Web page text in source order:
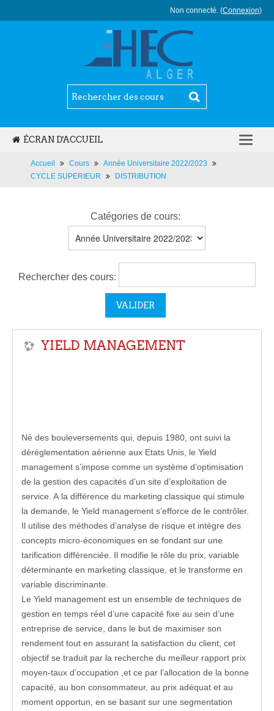
Non connecté. (Connexion)
ÉCRAN D'ACCUEIL
FRANÇAIS ‎(FR)‎
Accueil Cours
Année Universitaire 2022/2023
CYCLE SUPERIEUR
DISTRIBUTION
Catégories de cours:
Rechercher des cours:
YIELD MANAGEMENT
Né des bouleversements qui, depuis 1980, ont suivi la
déréglementation aérienne aux Etats Unis, le Yield
management s’impose comme un système d’optimisation
de la gestion des capacités d’un site d’exploitation de
service. A la différence du marketing classique qui stimule
la demande, le Yield management s’efforce de le contrôler.
Il utilise des méthodes d’analyse de risque et intègre des
concepts micro-économiques en se fondant sur une
tarification différenciée. Il modifie le rôle du prix, variable
déterminante en marketing classique, et le transforme en
variable discriminante.
Le Yield management est un ensemble de techniques de
gestion en temps réel d’une capacité fixe au sein d’une
entreprise de service, dans le but de maximiser son
rendement tout en assurant la satisfaction du client, cet
objectif se traduit par la recherche du meilleur rapport prix
moyen-taux d’occupation ,et ce par l’allocation de la bonne
capacité, au bon consommateur, au prix adéquat et au
moment opportun, en se basant sur une segmentation